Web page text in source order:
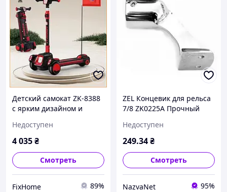
Детский самокат ZK-8388
с ярким дизайном и
для активного отдыха
детей
Недоступен
4 035₴
Смотреть
FixHome 89%
ZEL Концевик для рельса
7/8 ZK0225A Прочный
Стильный дизайн
Недоступен
249.34₴
Смотреть
NazvaNet 95%